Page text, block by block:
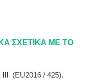
ΣΧΕΤΙΚΑ ΜΕ ΤΟ
(EU2016 / 425).